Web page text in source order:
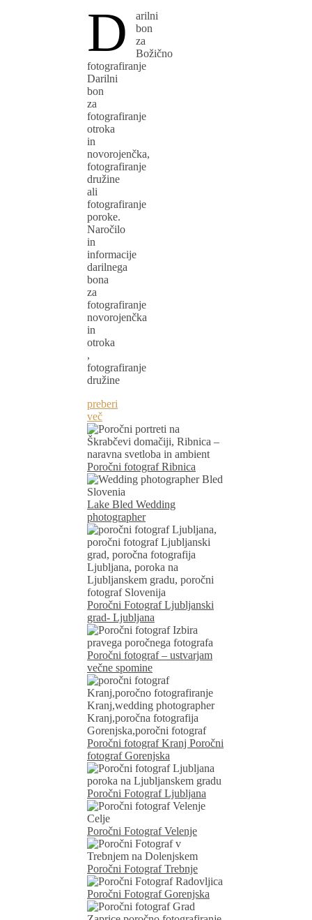
D
arilni
bon
za
Božično
fotografiranje
Darilni
bon
za
fotografiranje
otroka
in
novorojenčka,
fotografiranje
družine
ali
fotografiranje
poroke.
Naročilo
in
informacije
darilnega
bona
za
fotografiranje
novorojenčka
in
otroka
,
fotografiranje
družine
preberi
več
Poročni fotograf Ribnica
Lake Bled Wedding
photographer
Poročni Fotograf Ljubljanski
grad- Ljubljana
Poročni fotograf – ustvarjam
večne spomine
Poročni fotograf Kranj Poročni
fotograf Gorenjska
Poročni Fotograf Ljubljana
Poročni Fotograf Velenje
Poročni Fotograf Trebnje
Poročni Fotograf Gorenjska